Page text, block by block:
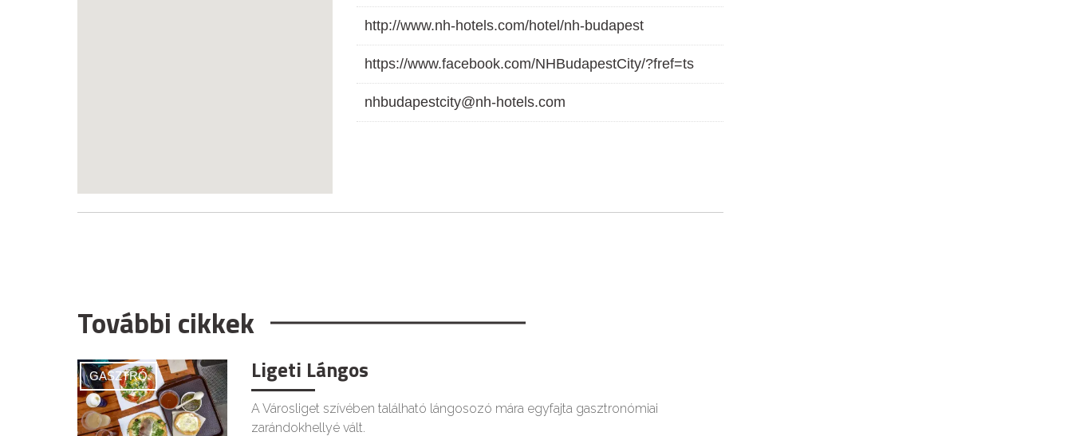
http://www.nh-hotels.com/hotel/nh-budapest
https://www.facebook.com/NHBudapestCity/?fref=ts
nhbudapestcity@nh-hotels.com
További cikkek
GASZTRÓ Ligeti Lángos
A Városliget szívében található lángosozó mára egyfajta gasztronómiai
zarándokhellyé vált.